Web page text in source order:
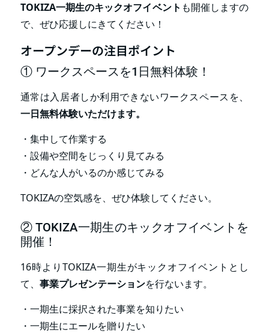
TOKIZA一期生のキックオフイベント も開催しますの
で、ぜひ応援しにきてください！
オープンデーの注目ポイント
① ワークスペースを1日無料体験！
通常は入居者しか利用できないワークスペースを、
一日無料体験いただけます。
・集中して作業する
・設備や空間をじっくり見てみる
・どんな人がいるのか感じてみる
TOKIZAの空気感を、ぜひ体験してください。
② TOKIZA一期生のキックオフイベントを
開催！
16時よりTOKIZA一期生がキックオフイベントとし
て、 事業プレゼンテーションを行ないます。
・一期生に採択された事業を知りたい
・一期生にエールを贈りたい